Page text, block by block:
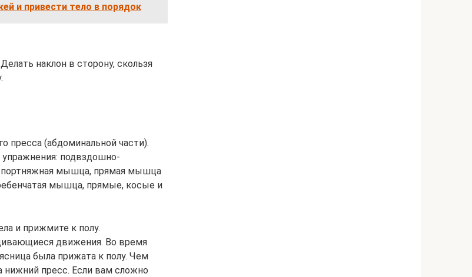
и привести тело в порядок
наклон в сторону, скользя
пресса (абдоминальной части).
подвздошно-
портняжная мышца, прямая мышца
мышца, прямые, косые и
и прижмите к полу.
движения. Во время
была прижата к полу. Чем
нижний пресс. Если вам сложно